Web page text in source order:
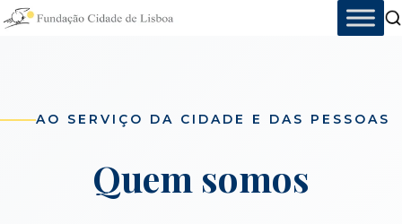
Skip
AO SERVIÇO DA CIDADE E DAS PESSOAS
Quem somos